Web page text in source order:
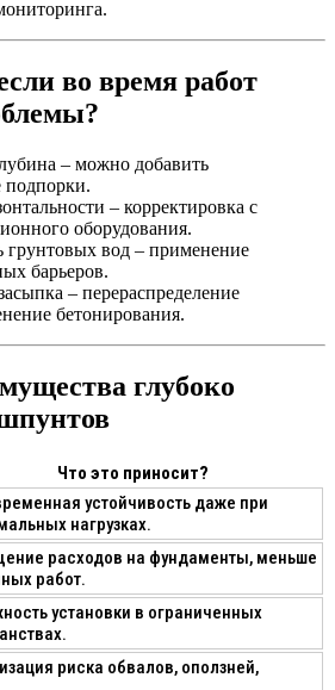
во время работ
– можно добавить
подпорки.
– корректировка с
оборудования.
грунтовых вод – применение
барьеров.
– перераспределение
бетонирования.
глубоко
Что это приносит?
устойчивость даже при
нагрузках.
расходов на фундаменты, меньше
работ.
установки в ограниченных
риска обвалов, оползней,